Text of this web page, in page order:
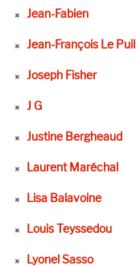
Jean-Fabien
Jean-François Le Puil
Joseph Fisher
J G
Justine Bergheaud
Laurent Maréchal
Lisa Balavoine
Louis Teyssedou
Lyonel Sasso